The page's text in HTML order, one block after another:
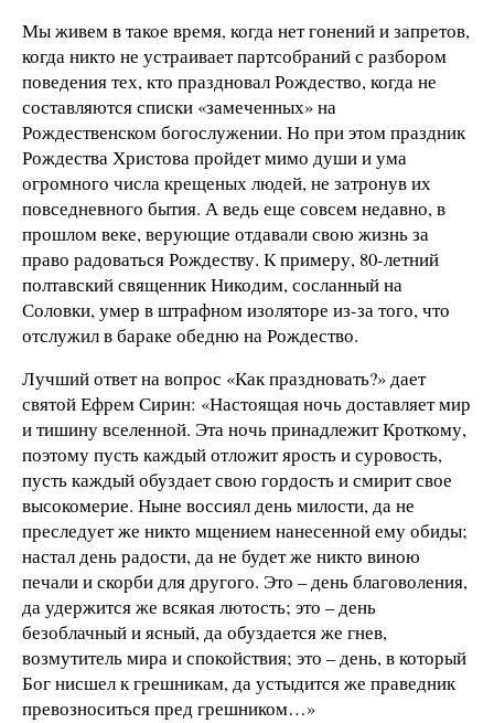
Мы живем в такое время, когда нет гонений и запретов,
когда никто не устраивает партсобраний с разбором
поведения тех, кто праздновал Рождество, когда не
составляются списки «замеченных» на
Рождественском богослужении. Но при этом праздник
Рождества Христова пройдет мимо души и ума
огромного числа крещеных людей, не затронув их
повседневного бытия. А ведь еще совсем недавно, в
прошлом веке, верующие отдавали свою жизнь за
право радоваться Рождеству. К примеру, 80-летний
полтавский священник Никодим, сосланный на
Соловки, умер в штрафном изоляторе из-за того, что
отслужил в бараке обедню на Рождество.
Лучший ответ на вопрос «Как праздновать?» дает
святой Ефрем Сирин: «Настоящая ночь доставляет мир
и тишину вселенной. Эта ночь принадлежит Кроткому,
поэтому пусть каждый отложит ярость и суровость,
пусть каждый обуздает свою гордость и смирит свое
высокомерие. Ныне воссиял день милости, да не
преследует же никто мщением нанесенной ему обиды;
настал день радости, да не будет же никто виною
печали и скорби для другого. Это – день благоволения,
да удержится же всякая лютость; это – день
безоблачный и ясный, да обуздается же гнев,
возмутитель мира и спокойствия; это – день, в который
Бог нисшел к грешникам, да устыдится же праведник
превозноситься пред грешником…»